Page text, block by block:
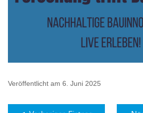
Veröffentlicht am 6. Juni 2025